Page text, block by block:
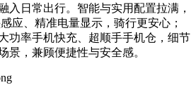
入日常出行。智能与实用配置拉满，
应、精准电量显示，骑行更安心；
功率手机快充、超顺手手机仓，细节
景，兼顾便捷性与安全感。